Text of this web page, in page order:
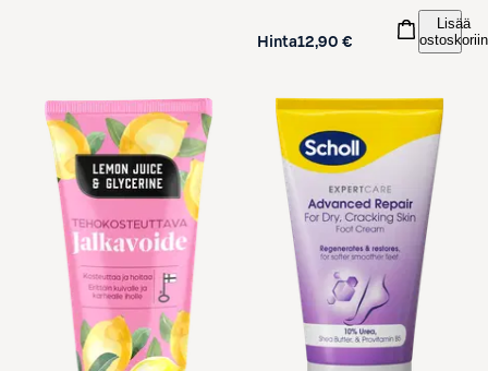
Hinta12,90 €
Lisää
ostoskoriin